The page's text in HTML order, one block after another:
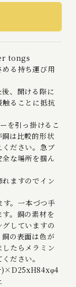
tongs
る持ち運び用
、開ける際に
ることに抵抗
を引っ掛けるこ
は比較的形状
ださい。急ブ
な場所を掴ん
ますのでイン
。一本づつ手
。銅の素材を
していますの
の表面は色が
たらメラミン
ださい。
)×D25xH84xφ4